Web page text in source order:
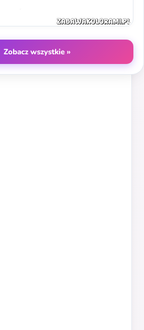
Zobacz wszystkie »